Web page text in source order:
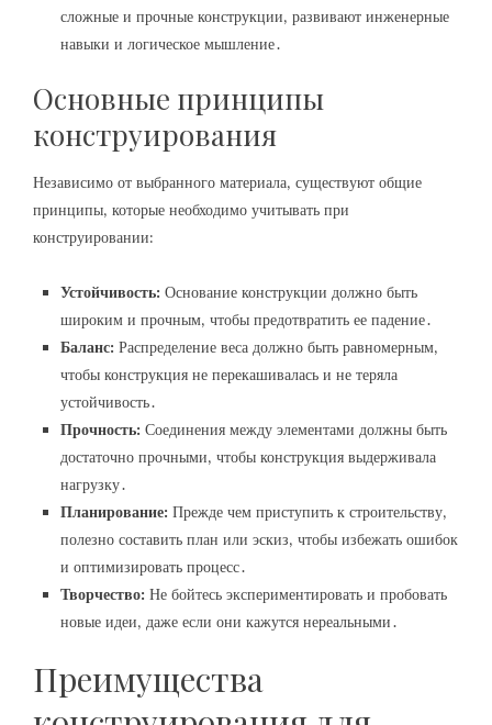
сложные и прочные конструкции‚ развивают инженерные
навыки и логическое мышление․
Основные принципы
конструирования
Независимо от выбранного материала‚ существуют общие
принципы‚ которые необходимо учитывать при
конструировании:
Устойчивость: Основание конструкции должно быть
широким и прочным‚ чтобы предотвратить ее падение․
Баланс: Распределение веса должно быть равномерным‚
чтобы конструкция не перекашивалась и не теряла
устойчивость․
Прочность: Соединения между элементами должны быть
достаточно прочными‚ чтобы конструкция выдерживала
нагрузку․
Планирование: Прежде чем приступить к строительству‚
полезно составить план или эскиз‚ чтобы избежать ошибок
и оптимизировать процесс․
Творчество: Не бойтесь экспериментировать и пробовать
новые идеи‚ даже если они кажутся нереальными․
Преимущества